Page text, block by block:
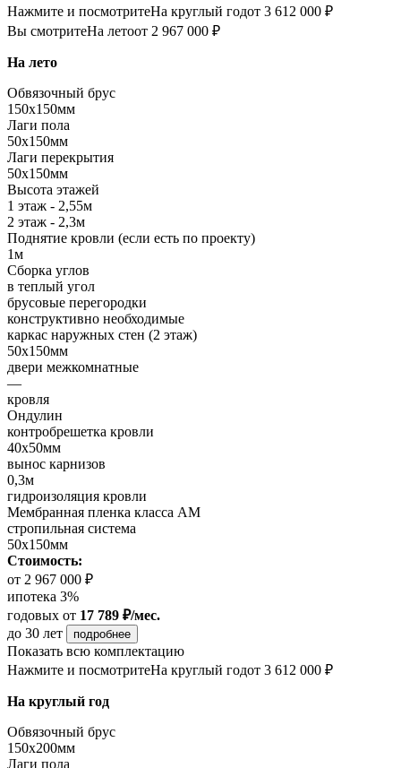
Нажмите и посмотритеНа круглый годот 3 612 000 ₽
Вы смотритеНа летоот 2 967 000 ₽
На лето
Обвязочный брус
150х150мм
Лаги пола
50х150мм
Лаги перекрытия
50х150мм
Высота этажей
1 этаж - 2,55м
2 этаж - 2,3м
Поднятие кровли (если есть по проекту)
1м
Сборка углов
в теплый угол
брусовые перегородки
конструктивно необходимые
каркас наружных стен (2 этаж)
50х150мм
двери межкомнатные
—
кровля
Ондулин
контробрешетка кровли
40х50мм
вынос карнизов
0,3м
гидроизоляция кровли
Мембранная пленка класса АМ
стропильная система
50х150мм
Стоимость:
от 2 967 000 ₽
ипотека 3%
годовых от 17 789 ₽/мес.
до 30 лет
подробнее
Показать всю комплектацию
Нажмите и посмотритеНа круглый годот 3 612 000 ₽
На круглый год
Обвязочный брус
150х200мм
Лаги пола